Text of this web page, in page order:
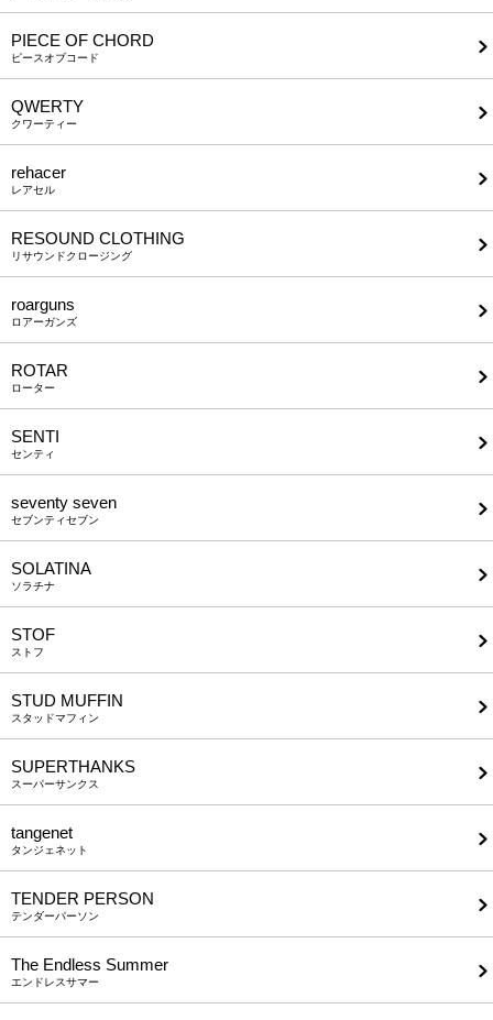
PIECE OF CHORD
ピースオブコード
QWERTY
クワーティー
rehacer
レアセル
RESOUND CLOTHING
リサウンドクロージング
roarguns
ロアーガンズ
ROTAR
ローター
SENTI
センティ
seventy seven
セブンティセブン
SOLATINA
ソラチナ
STOF
ストフ
STUD MUFFIN
スタッドマフィン
SUPERTHANKS
スーパーサンクス
tangenet
タンジェネット
TENDER PERSON
テンダーパーソン
The Endless Summer
エンドレスサマー